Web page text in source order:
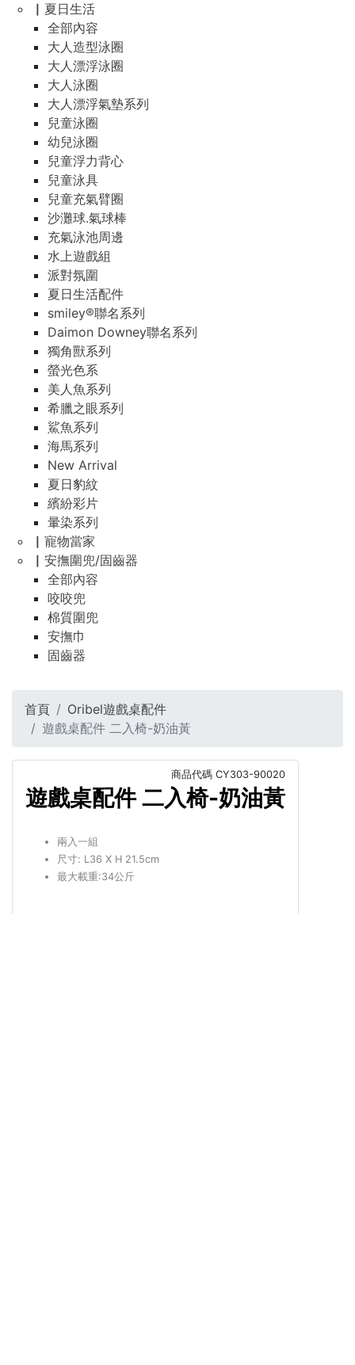
▏夏日生活
全部內容
大人造型泳圈
大人漂浮泳圈
大人泳圈
大人漂浮氣墊系列
兒童泳圈
幼兒泳圈
兒童浮力背心
兒童泳具
兒童充氣臂圈
沙灘球.氣球棒
充氣泳池周邊
水上遊戲組
派對氛圍
夏日生活配件
smiley®聯名系列
Daimon Downey聯名系列
獨角獸系列
螢光色系
美人魚系列
希臘之眼系列
鯊魚系列
海馬系列
New Arrival
夏日豹紋
繽紛彩片
暈染系列
▏寵物當家
▏安撫圍兜/固齒器
全部內容
咬咬兜
棉質圍兜
安撫巾
固齒器
首頁
Oribel遊戲桌配件
遊戲桌配件 二入椅-奶油黃
商品代碼 CY303-90020
遊戲桌配件 二入椅-奶油黃
兩入一組
尺寸: L36 X H 21.5cm
最大載重:34公斤